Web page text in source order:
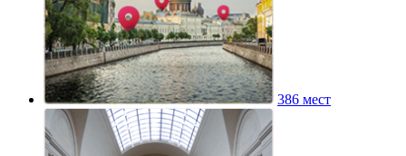
386 мест